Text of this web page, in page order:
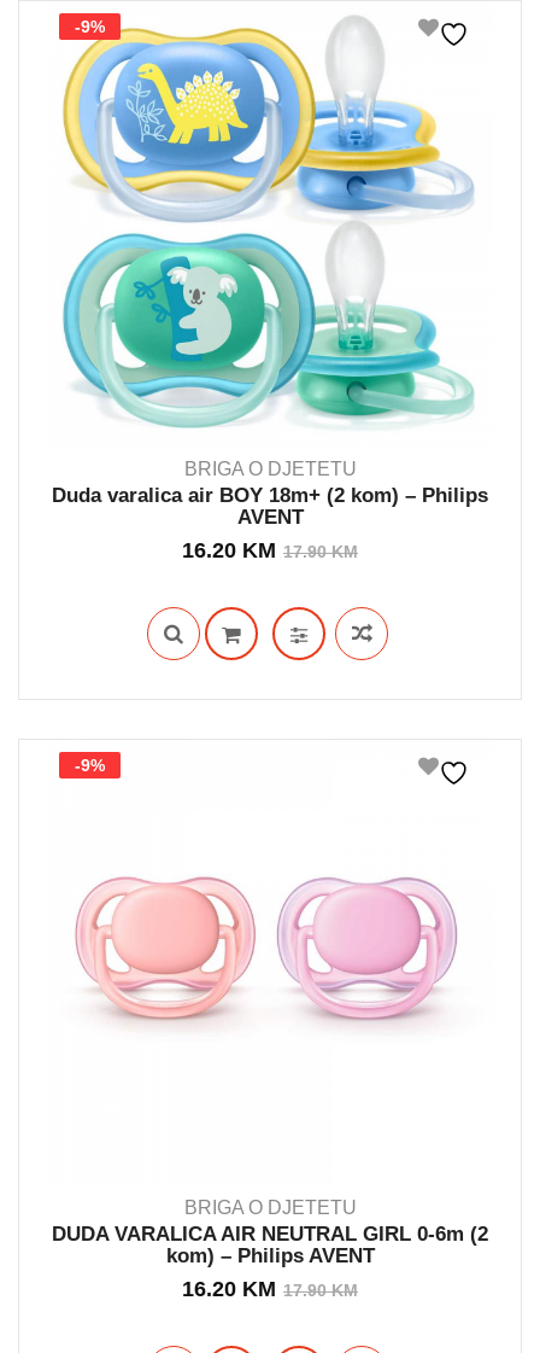
-9%
BRIGA O DJETETU
Duda varalica air BOY 18m+ (2 kom) – Philips
AVENT
17.90KMIzvorna
bila
je:
17.90 KM.
16.20 KM
Trenutna
je:
16.20 KM.
-9%
BRIGA O DJETETU
DUDA VARALICA AIR NEUTRAL GIRL 0-6m (2
kom) – Philips AVENT
17.90KMIzvorna
bila
16.20 KM
Trenutna
je: